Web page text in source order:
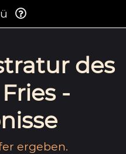
des
-
ergeben.